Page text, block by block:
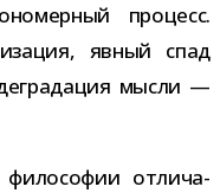
про­цесс.
явный спад
мысли —
фило­со­фии отли­ча­